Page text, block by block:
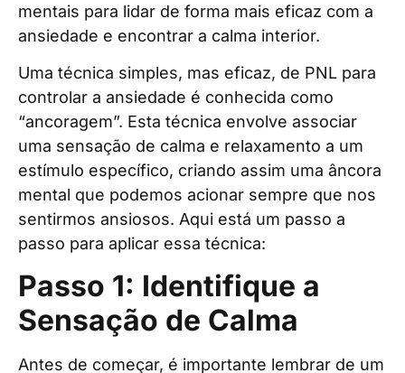
mentais para lidar de forma mais eficaz com a
ansiedade e encontrar a calma interior.
Uma técnica simples, mas eficaz, de PNL para
controlar a ansiedade é conhecida como
“ancoragem”. Esta técnica envolve associar
uma sensação de calma e relaxamento a um
estímulo específico, criando assim uma âncora
mental que podemos acionar sempre que nos
sentirmos ansiosos. Aqui está um passo a
passo para aplicar essa técnica:
Passo 1: Identifique a
Sensação de Calma
Antes de começar, é importante lembrar de um